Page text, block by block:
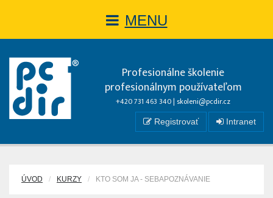
MENU
Profesionálne školenie
profesionálnym používateľom
+420 731 463 340 | skoleni@pcdir.cz
Registrovať Intranet
ÚVOD KURZY KTO SOM JA - SEBAPOZNÁVANIE